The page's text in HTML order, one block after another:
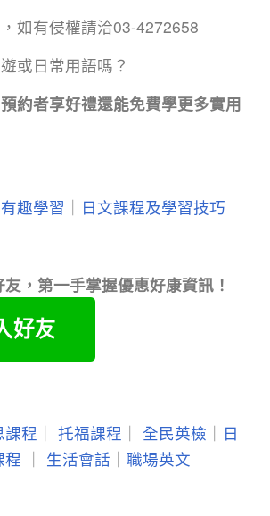
如有侵權請洽03-4272658
或日常用語嗎？
約者享好禮還能免費學更多實用
趣學習 ｜ 日文課程及學習技巧
，第一手掌握優惠好康資訊！
課程 ｜ 托福課程 ｜ 全民英檢 ｜ 日
程 ｜ 生活會話 ｜ 職場英文